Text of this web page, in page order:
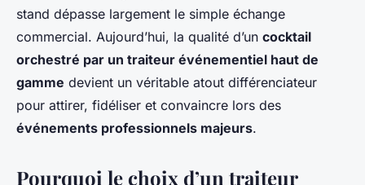
stand dépasse largement le simple échange
commercial. Aujourd’hui, la qualité d’un cocktail
orchestré par un traiteur événementiel haut de
gamme devient un véritable atout différenciateur
pour attirer, fidéliser et convaincre lors des
événements professionnels majeurs.
Pourquoi le choix d’un traiteur